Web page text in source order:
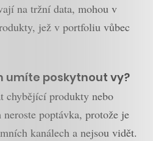
na tržní data, mohou v
jež v portfoliu vůbec
umíte poskytnout vy?
chybějící produkty nebo
poptávka, protože je
kanálech a nejsou vidět.